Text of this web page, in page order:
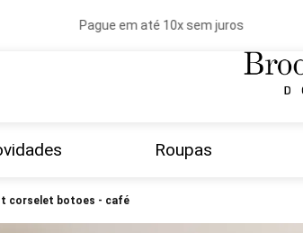
Pague em até 10x sem juros
Roupas
corselet botoes - café